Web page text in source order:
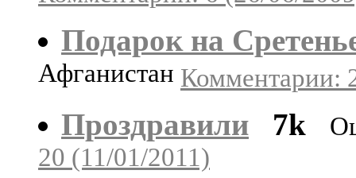
Подарок на
Афганистан Комментарии:
Проздравили 7k
20 (11/01/2011)